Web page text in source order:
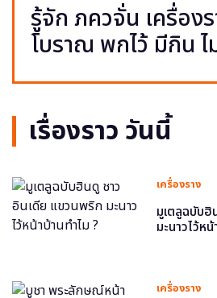
รู้จัก ภควจั่น เครื่อง
โบราณ พกไว้ มีกิน
เรื่องราว วันนี้
เครื่องราง
มูเตลูฉบับ
มะนาวไว้ห
เครื่องราง